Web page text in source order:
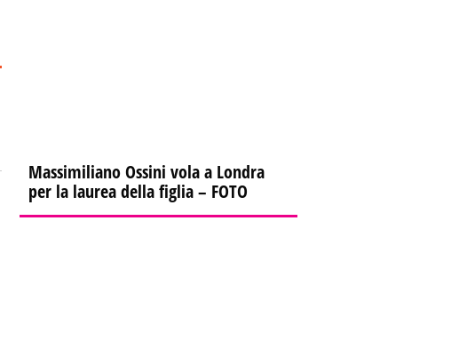
Massimiliano Ossini vola a Londra
per la laurea della figlia – FOTO